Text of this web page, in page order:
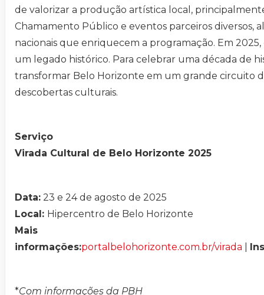
de valorizar a produção artística local,
Chamamento Público e eventos parceiros diversos,
nacionais que enriquecem a programação. Em 2025,
um legado histórico. Para celebrar uma década de
transformar Belo Horizonte em um grande circuito
descobertas culturais.
Serviço
Virada Cultural de Belo Horizonte 2025
Data: 23 e 24 de agosto de 2025
Local: Hipercentro de Belo Horizonte
Mais
informações:portalbelohorizonte.com.br/virada
*Com informações da PBH